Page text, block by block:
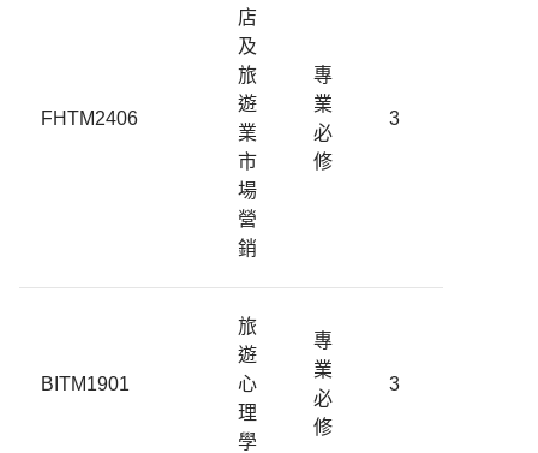
FHTM2406
店
及
旅
遊
業
市
場
營
銷
專
業
必
修
3
BITM1901
旅
遊
心
理
學
專
業
必
修
3